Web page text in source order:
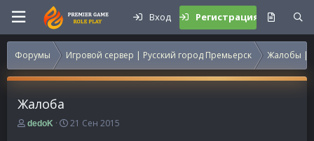
Вход Регистрация
Форумы Игровой сервер | Русский город Премьерск Жалобы |
Жалоба
А
dedoK
Д
21 Сен 2015